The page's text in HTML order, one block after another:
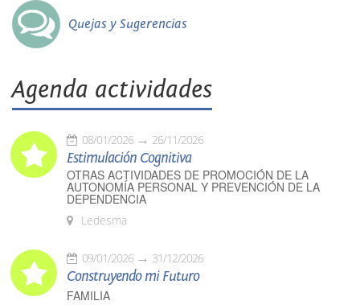
Quejas y Sugerencias
Agenda actividades
08/01/2026 26/11/2026
Estimulación Cognitiva
OTRAS ACTIVIDADES DE PROMOCIÓN DE LA
AUTONOMÍA PERSONAL Y PREVENCIÓN DE LA
DEPENDENCIA
Ledesma
09/01/2026 31/12/2026
Construyendo mi Futuro
FAMILIA